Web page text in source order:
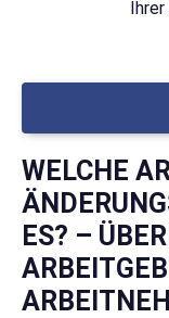
WELCHE
ES? –